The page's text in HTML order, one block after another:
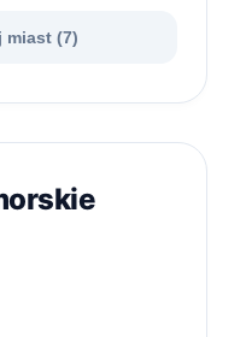
miast (7)